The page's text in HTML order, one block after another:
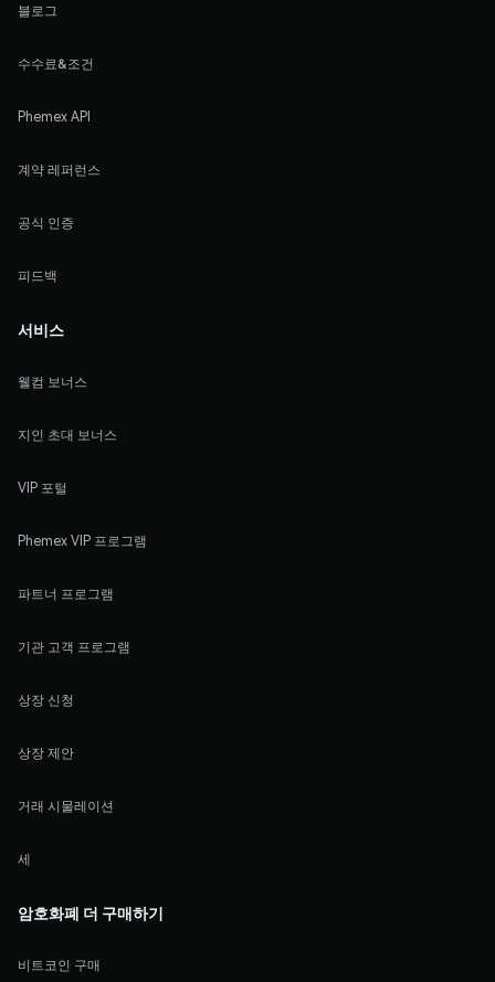
블로그
수수료&조건
Phemex API
계약 레퍼런스
공식 인증
피드백
서비스
웰컴 보너스
지인 초대 보너스
VIP 포털
Phemex VIP 프로그램
파트너 프로그램
기관 고객 프로그램
상장 신청
상장 제안
거래 시물레이션
세
암호화폐 더 구매하기
비트코인 구매